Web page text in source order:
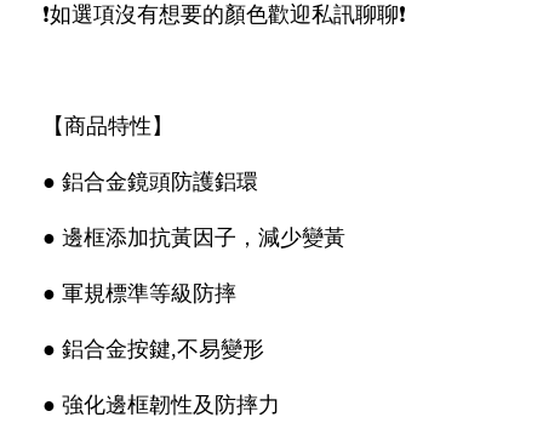
❗如選項沒有想要的顏色歡迎私訊聊聊❗
【商品特性】
● 鋁合金鏡頭防護鋁環
● 邊框添加抗黃因子，減少變黃
● 軍規標準等級防摔
● 鋁合金按鍵,不易變形
● 強化邊框韌性及防摔力